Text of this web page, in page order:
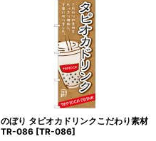
のぼり タピオカドリンクこだわり素材
TR-086 [TR-086]